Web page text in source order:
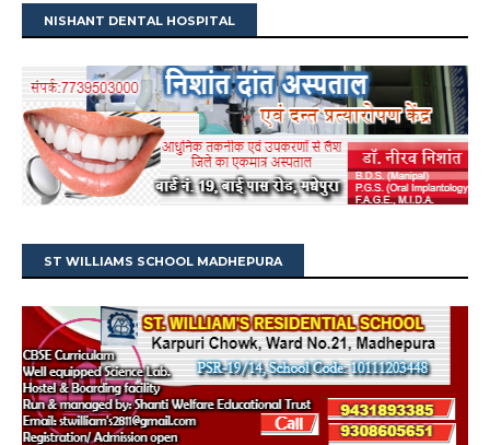
NISHANT DENTAL HOSPITAL
ST WILLIAMS SCHOOL MADHEPURA